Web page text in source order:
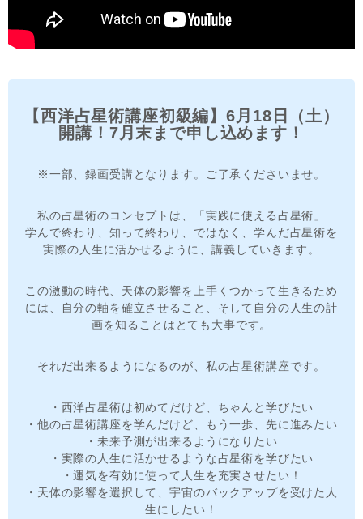
【西洋占星術講座初級編】6月18日（土）
開講！7月末まで申し込めます！
※一部、録画受講となります。ご了承くださいませ。
私の占星術のコンセプトは、「実践に使える占星術」
学んで終わり、知って終わり、ではなく、学んだ占星術を
実際の人生に活かせるように、講義していきます。
この激動の時代、天体の影響を上手くつかって生きるため
には、自分の軸を確立させること、そして自分の人生の計
画を知ることはとても大事です。
それだ出来るようになるのが、私の占星術講座です。
・西洋占星術は初めてだけど、ちゃんと学びたい
・他の占星術講座を学んだけど、もう一歩、先に進みたい
・未来予測が出来るようになりたい
・実際の人生に活かせるような占星術を学びたい
・運気を有効に使って人生を充実させたい！
・天体の影響を選択して、宇宙のバックアップを受けた人
生にしたい！